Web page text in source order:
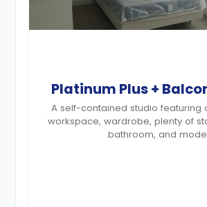
Platinum Plus +
A self-contained studio featuring
workspace, wardrobe, plenty of
bathroom, and